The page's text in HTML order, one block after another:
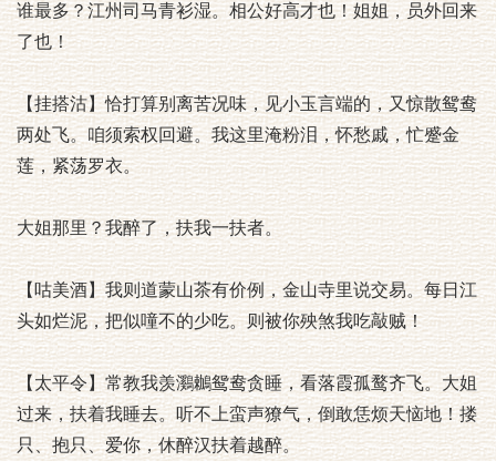
谁最多？江州司马青衫湿。相公好高才也！姐姐，员外回来
了也！
【挂搭沽】恰打算别离苦况味，见小玉言端的，又惊散鸳鸯
两处飞。咱须索权回避。我这里淹粉泪，怀愁戚，忙蹙金
莲，紧荡罗衣。
大姐那里？我醉了，扶我一扶者。
【咕美酒】我则道蒙山茶有价例，金山寺里说交易。每日江
头如烂泥，把似噇不的少吃。则被你殃煞我吃敲贼！
【太平令】常教我羡鸂鶒鸳鸯贪睡，看落霞孤鹜齐飞。大姐
过来，扶着我睡去。听不上蛮声獠气，倒敢恁烦天恼地！搂
只、抱只、爱你，休醉汉扶着越醉。